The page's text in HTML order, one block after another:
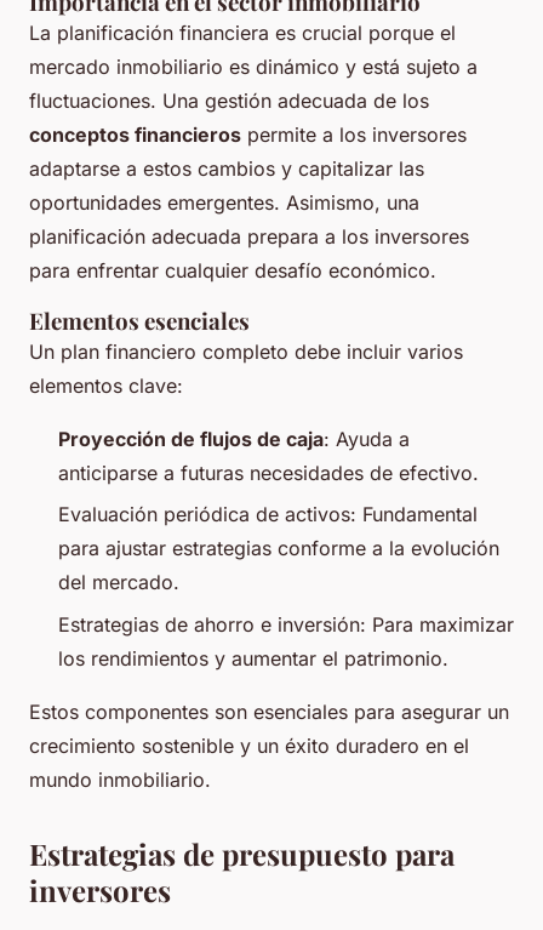
La planificación financiera es crucial porque el
mercado inmobiliario es dinámico y está sujeto a
fluctuaciones. Una gestión adecuada de los
conceptos financieros permite a los inversores
adaptarse a estos cambios y capitalizar las
oportunidades emergentes. Asimismo, una
planificación adecuada prepara a los inversores
para enfrentar cualquier desafío económico.
Elementos esenciales
Un plan financiero completo debe incluir varios
elementos clave:
Proyección de flujos de caja: Ayuda a
anticiparse a futuras necesidades de efectivo.
Evaluación periódica de activos: Fundamental
para ajustar estrategias conforme a la evolución
del mercado.
Estrategias de ahorro e inversión: Para maximizar
los rendimientos y aumentar el patrimonio.
Estos componentes son esenciales para asegurar un
crecimiento sostenible y un éxito duradero en el
mundo inmobiliario.
Estrategias de presupuesto para
inversores